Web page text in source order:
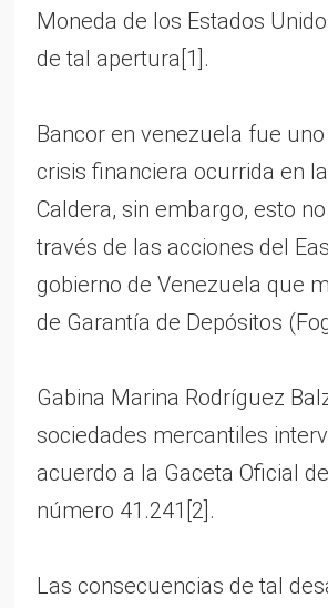
Moneda de los Estados
de tal apertura[1].
Bancor en venezuela fue
crisis financiera ocurrida en
Caldera, sin embargo, esto
través de las acciones del
gobierno de Venezuela que
de Garantía de Depósitos
Gabina Marina Rodríguez
sociedades mercantiles
acuerdo a la Gaceta Oficial
número 41.241[2].
Las consecuencias de tal